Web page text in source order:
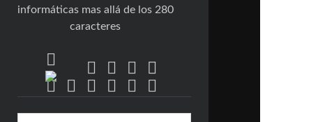
informáticas mas allá de los 280
caracteres
twitter
blueskyfacebook
linkedinyoutube
email-
form
flickrgithubmastodon
stack-
overflow
Barra